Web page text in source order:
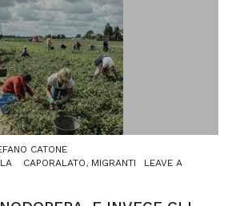
CATONE
CAPORALATO, MIGRANTI
LEAVE A